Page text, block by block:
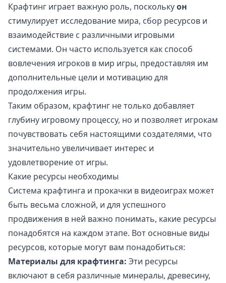
Крафтинг играет важную роль, посколькуон
стимулирует исследование мира, сбор ресурсов и
взаимодействие с различными игровыми
системами. Он часто используется как способ
вовлечения игроков в мир игры, предоставляя им
дополнительные цели и мотивацию для
продолжения игры.
Таким образом, крафтинг не только добавляет
глубину игровому процессу, но и позволяет игрокам
почувствовать себя настоящими создателями, что
значительно увеличивает интерес и
удовлетворение от игры.
Какие ресурсы необходимы
Система крафтинга и прокачки в видеоиграх может
быть весьма сложной, и для успешного
продвижения в ней важно понимать, какие ресурсы
понадобятся на каждом этапе. Вот основные виды
ресурсов, которые могут вам понадобиться:
Материалы для крафтинга: Эти ресурсы
включают в себя различные минералы, древесину,